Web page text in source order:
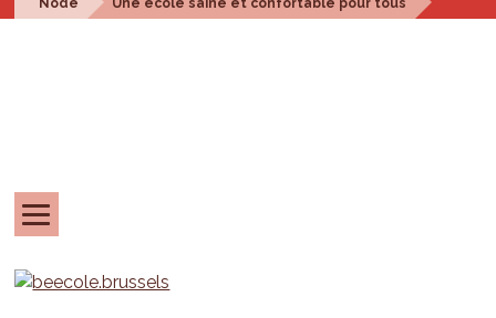
Node Une école saine et confortable pour tous